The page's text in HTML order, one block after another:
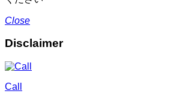
Close
Disclaimer
Call